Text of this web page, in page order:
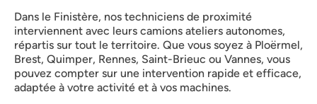
Dans le Finistère, nos techniciens de proximité
interviennent avec leurs camions ateliers autonomes,
répartis sur tout le territoire. Que vous soyez à Ploërmel,
Brest, Quimper, Rennes, Saint-Brieuc ou Vannes, vous
pouvez compter sur une intervention rapide et efficace,
adaptée à votre activité et à vos machines.